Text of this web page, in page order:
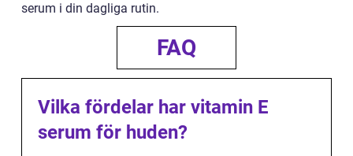
serum i din dagliga rutin.
FAQ
Vilka fördelar har vitamin E
serum för huden?